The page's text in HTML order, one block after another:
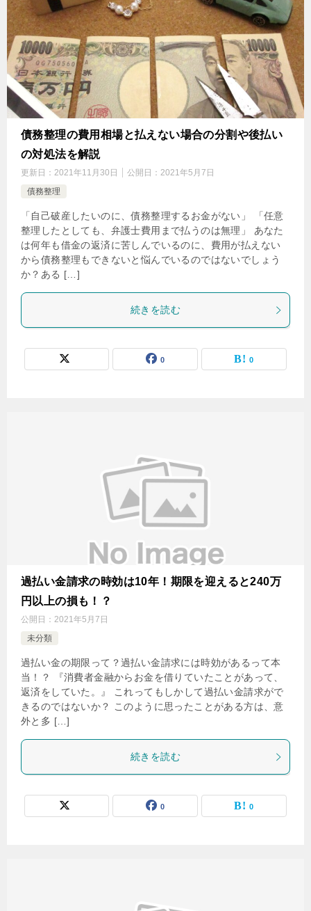
債務整理の費用相場と払えない場合の分割や後払い
の対処法を解説
更新日： 2021年11月30日 公開日： 2021年5月7日
債務整理
「自己破産したいのに、債務整理するお金がない」 「任意
整理したとしても、弁護士費用まで払うのは無理」 あなた
は何年も借金の返済に苦しんでいるのに、費用が払えない
から債務整理もできないと悩んでいるのではないでしょう
か？ある […]
続きを読む
0 0
過払い金請求の時効は10年！期限を迎えると240万
円以上の損も！？
公開日： 2021年5月7日
未分類
過払い金の期限って？過払い金請求には時効があるって本
当！？ 『消費者金融からお金を借りていたことがあって、
返済をしていた。』 これってもしかして過払い金請求がで
きるのではないか？ このように思ったことがある方は、意
外と多 […]
続きを読む
0 0